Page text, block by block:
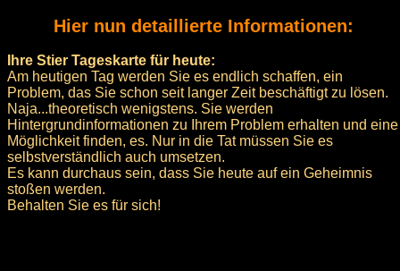
Hier nun detaillierte Informationen:
Ihre Stier Tageskarte für heute:
Am heutigen Tag werden Sie es endlich schaffen, ein
Problem, das Sie schon seit langer Zeit beschäftigt zu lösen.
Naja...theoretisch wenigstens. Sie werden
Hintergrundinformationen zu Ihrem Problem erhalten und eine
Möglichkeit finden, es. Nur in die Tat müssen Sie es
selbstverständlich auch umsetzen.
Es kann durchaus sein, dass Sie heute auf ein Geheimnis
stoßen werden.
Behalten Sie es für sich!